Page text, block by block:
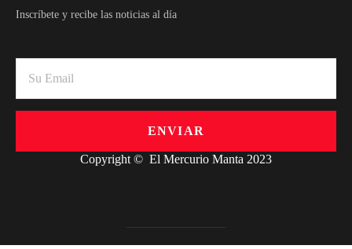
Inscríbete y recibe las noticias al día
ENVIAR
Copyright © El Mercurio Manta 2023